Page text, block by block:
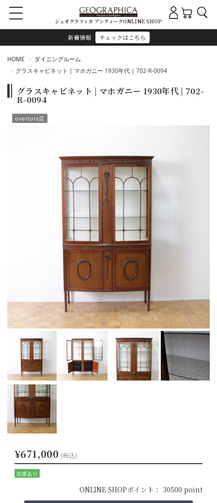
新着情報 チェックはこちら
ジェオグラフィカ アンティークONLINE SHOP
HOME
ダイニングルーム
グラスキャビネット | マホガニー 1930年代 | 702-R-0094
グラスキャビネット | マホガニー 1930年代 | 702-
R-0094
overture店
¥671,000 (税込)
在庫あり
ONLINE SHOPポイント： 30500 point